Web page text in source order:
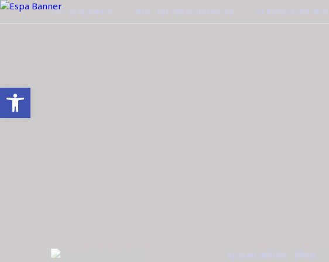
ΤΗΛ. 2510-228410 MAIL : INFO@TZOUGARIS.GR ΟΙ ΠΑΡΑΓΓΕΛΊΕΣ ΜΟΥ
Αρχική σελίδα Shop
Ανοίξτε τη γραμμή εργαλείων